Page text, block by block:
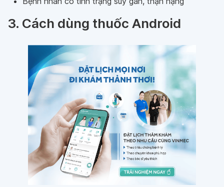
3. Cách dùng thuốc Android